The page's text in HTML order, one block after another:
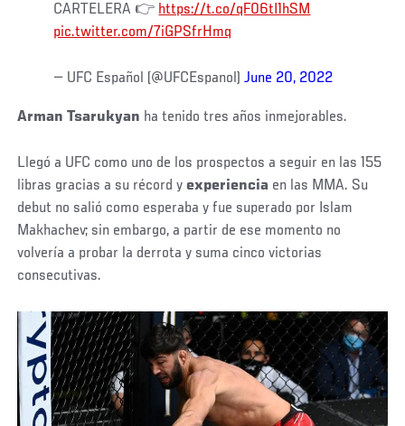
CARTELERA 👉 https://t.co/qF06tI1hSM
pic.twitter.com/7iGPSfrHmq
— UFC Español (@UFCEspanol)June 20, 2022
Arman Tsarukyan ha tenido tres años inmejorables.
Llegó a UFC como uno de los prospectos a seguir en las 155
libras gracias a su récord yexperiencia en las MMA. Su
debut no salió como esperaba y fue superado por Islam
Makhachev; sin embargo, a partir de ese momento no
volvería a probar la derrota y suma cinco victorias
consecutivas.